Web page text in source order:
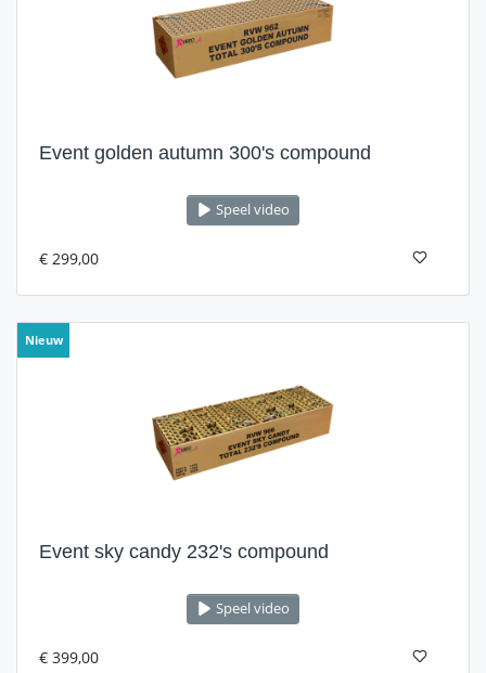
Event golden autumn 300's compound
Speel video
€ 299,00
Nieuw
Event sky candy 232's compound
Speel video
€ 399,00